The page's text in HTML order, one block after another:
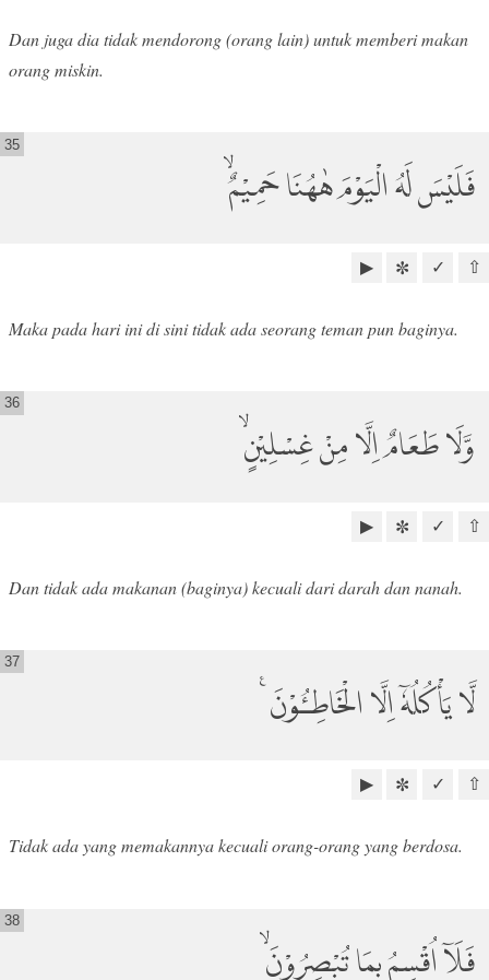
Dan juga dia tidak mendorong (orang lain) untuk memberi makan
orang miskin.
فَلَيْسَ لَهُ الْيَوْمَ هٰهُنَا حَمِيْمٌۙ
35
⇧
✓
✼
▶
Maka pada hari ini di sini tidak ada seorang teman pun baginya.
وَّلَا طَعَامٌ اِلَّا مِنْ غِسْلِيْنٍۙ
36
⇧
✓
✼
▶
Dan tidak ada makanan (baginya) kecuali dari darah dan nanah.
لَّا يَأْكُلُهٗٓ اِلَّا الْخَاطِـُٔوْنَ ࣖ
37
⇧
✓
✼
▶
Tidak ada yang memakannya kecuali orang-orang yang berdosa.
فَلَآ اُقْسِمُ بِمَا تُبْصِرُوْنَۙ
38